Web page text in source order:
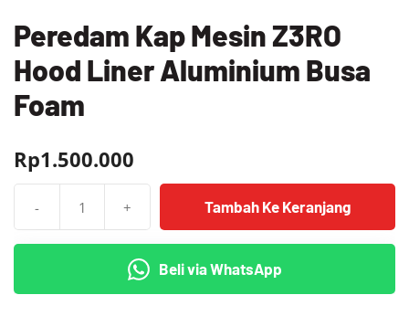
Peredam Kap Mesin Z3RO
Hood Liner Aluminium Busa
Foam
Rp1.500.000
-
Peredam
Mesin
Z3RO
+ Tambah Ke Keranjang
Beli via WhatsApp